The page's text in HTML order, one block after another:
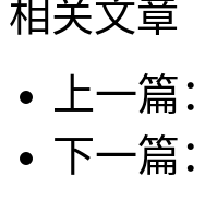
相关文章
上一篇：
下一篇：